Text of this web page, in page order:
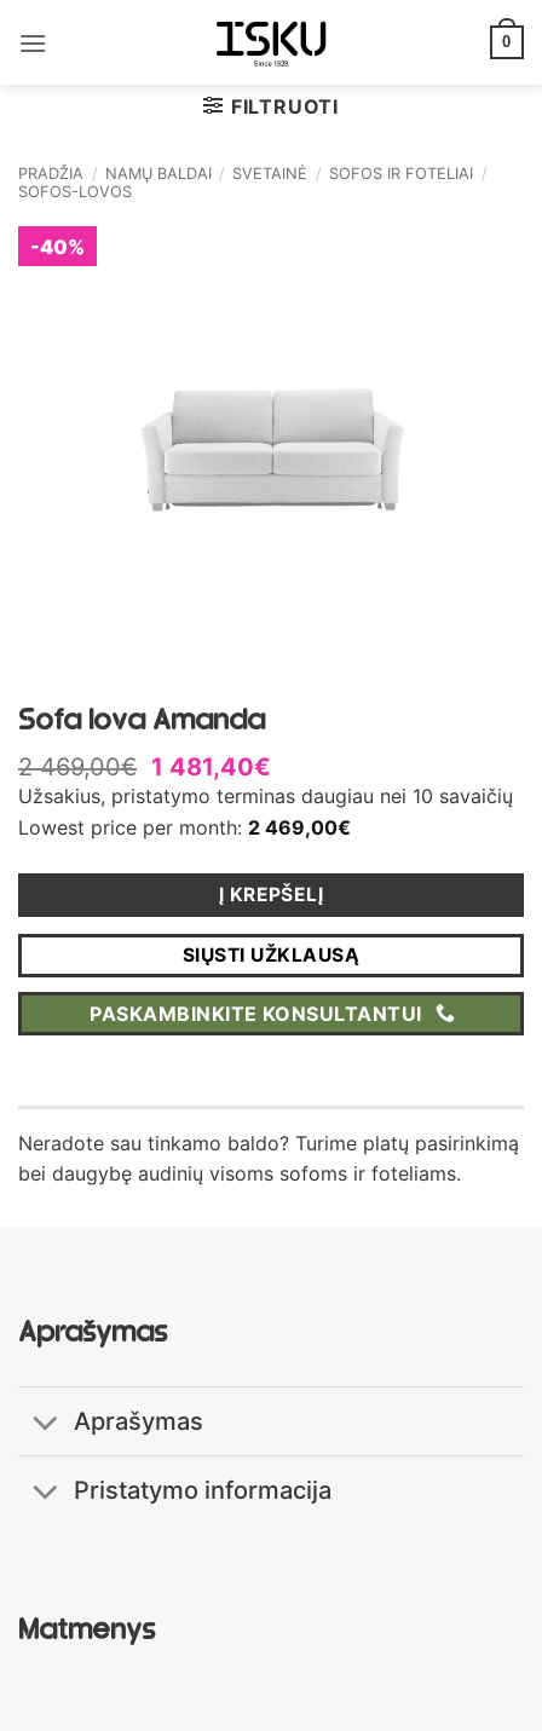
0
FILTRUOTI
PRADŽIA / NAMŲ BALDAI / SVETAINĖ / SOFOS IR FOTELIAI /
SOFOS-LOVOS
-40%
Sofa lova Amanda
2 469,00€ 1 481,40€
Užsakius, pristatymo terminas daugiau nei 10 savaičių
Lowest price per month: 2 469,00€
Į KREPŠELĮ
SIŲSTI UŽKLAUSĄ
PASKAMBINKITE KONSULTANTUI
Neradote sau tinkamo baldo? Turime platų pasirinkimą
bei daugybę audinių visoms sofoms ir foteliams.
Matmenys
Aprašymas
Aprašymas
Pristatymo informacija